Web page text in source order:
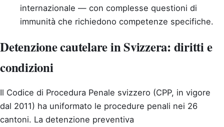
internazionale — con complesse questioni di
immunità che richiedono competenze specifiche.
Detenzione cautelare in Svizzera: diritti e
condizioni
Il Codice di Procedura Penale svizzero (CPP, in vigore
dal 2011) ha uniformato le procedure penali nei 26
cantoni. La detenzione preventiva